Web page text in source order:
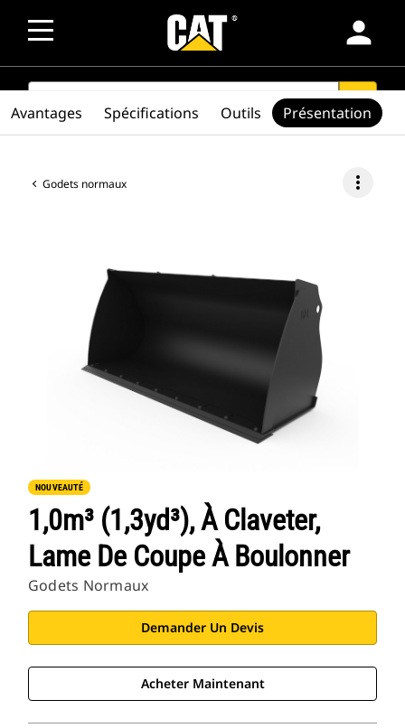
person
SEARCH search
Godets normaux more_vert
NOUVEAUTÉ
1,0m³ (1,3yd³), À Claveter,
Lame De Coupe À Boulonner
Godets Normaux
Demander Un Devis
Acheter Maintenant
Avantages Spécifications Outils Présentation